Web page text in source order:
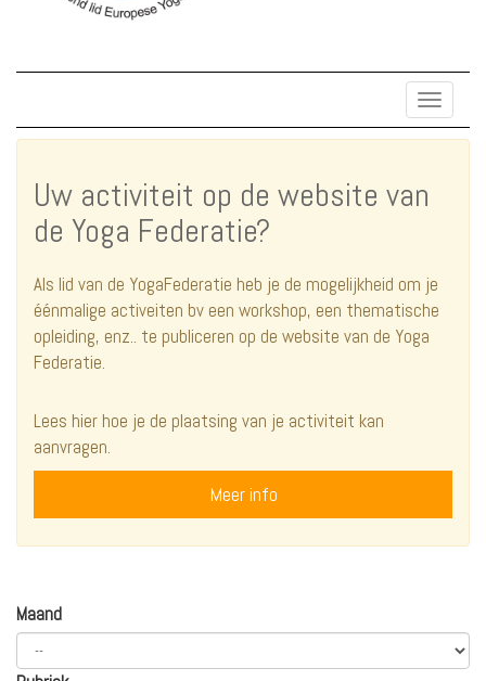
Toggle
Uw activiteit op de website van
de Yoga Federatie?
Als lid van de YogaFederatie heb je de mogelijkheid om je
éénmalige activeiten bv een workshop, een thematische
opleiding, enz.. te publiceren op de website van de Yoga
Federatie.
Lees hier hoe je de plaatsing van je activiteit kan
aanvragen.
Meer info
Maand